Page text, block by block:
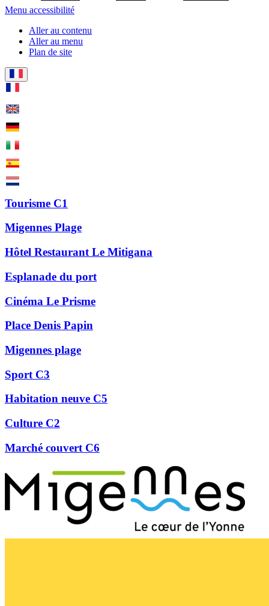
Menu accessibilité
Aller au contenu
Aller au menu
Plan de site
Tourisme C1
Migennes Plage
Hôtel Restaurant Le Mitigana
Esplanade du port
Cinéma Le Prisme
Place Denis Papin
Migennes plage
Sport C3
Habitation neuve C5
Culture C2
Marché couvert C6
Précédent
Suivant